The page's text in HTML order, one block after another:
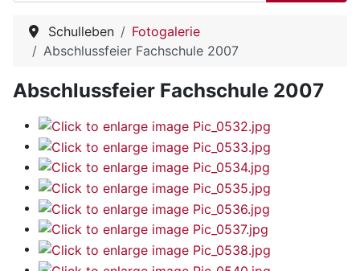
Schulleben
Fotogalerie
Abschlussfeier Fachschule 2007
Abschlussfeier Fachschule 2007